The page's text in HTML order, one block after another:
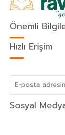
Önemli
Hızlı Erişim
Sosyal